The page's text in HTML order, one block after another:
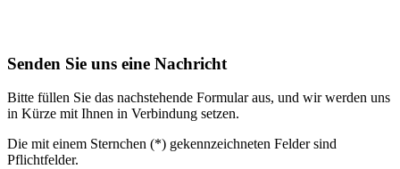
Senden Sie uns eine Nachricht
Bitte füllen Sie das nachstehende Formular aus, und wir werden uns
in Kürze mit Ihnen in Verbindung setzen.
Die mit einem Sternchen (*) gekennzeichneten Felder sind
Pflichtfelder.